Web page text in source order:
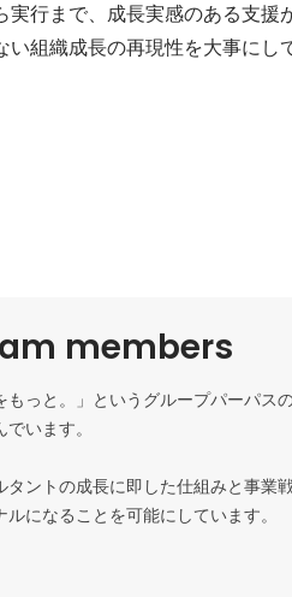
行まで、成長実感のある支援
組織成長の再現性を大事にし
members
もっと。」というグループパーパス
います。
ントの成長に即した仕組みと事業
になることを可能にしています。